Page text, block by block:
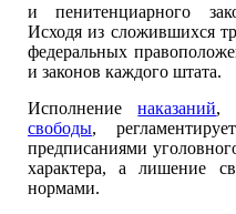
и пенитенциарного
Исходя из сложившихся
федеральных
и законов каждого штата.
Исполнениенаказаний,
свободы,
предписаниями
характера, а лишение
нормами.